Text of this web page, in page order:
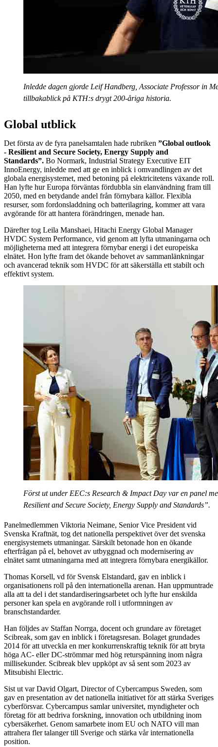
Inledde dagen gjorde Leif Handberg, Associate Professor in
tillbakablick på KTH:s drygt 200-åriga historia.
Global utblick
Det första av de fyra panelsamtalen hade rubriken ”Global outlook
- Resilient and Secure Society, Energy Supply and
Standards”. Bo Normark, Industrial Strategy Executive EIT
InnoEnergy, inledde med att ge en inblick i omvandlingen av det
globala energisystemet, med betoning på elektricitetens växande roll.
Han lyfte hur Europa förväntas fördubbla sin elanvändning fram till
2050, med en betydande andel från förnybara källor. Flexibla
resurser, som fordonsladdning och batterilagring, kommer att vara
avgörande för att hantera förändringen, menade han.
Därefter tog Leila Manshaei, Hitachi Energy Global Manager
HVDC System Performance, vid genom att lyfta utmaningarna och
möjligheterna med att integrera förnybar energi i det europeiska
elnätet. Hon lyfte fram det ökande behovet av sammanlänkningar
och avancerad teknik som HVDC för att säkerställa ett stabilt och
effektivt system.
Först ut under EEC:s Research & Impact Day var en panel
Resilient and Secure Society, Energy Supply and Standards”.
Panelmedlemmen Viktoria Neimane, Senior Vice President vid
Svenska Kraftnät, tog det nationella perspektivet över det svenska
energisystemets utmaningar. Särskilt betonade hon en ökande
efterfrågan på el, behovet av utbyggnad och modernisering av
elnätet samt utmaningarna med att integrera förnybara energikällor.
Thomas Korsell, vd för Svensk Elstandard, gav en inblick i
organisationens roll på den internationella arenan. Han uppmuntrade
alla att ta del i det standardiseringsarbetet och lyfte hur enskilda
personer kan spela en avgörande roll i utformningen av
branschstandarder.
Han följdes av Staffan Norrga, docent och grundare av företaget
Scibreak, som gav en inblick i företagsresan. Bolaget grundades
2014 för att utveckla en mer konkurrenskraftig teknik för att bryta
höga AC- eller DC-strömmar med hög returspänning inom några
millisekunder. Scibreak blev uppköpt av så sent som 2023 av
Mitsubishi Electric.
Sist ut var David Olgart, Director of Cybercampus Sweden, som
gav en presentation av det nationella initiativet för att stärka Sveriges
cyberförsvar. Cybercampus samlar universitet, myndigheter och
företag för att bedriva forskning, innovation och utbildning inom
cybersäkerhet. Genom samarbete inom EU och NATO vill man
attrahera fler talanger till Sverige och stärka vår internationella
position.